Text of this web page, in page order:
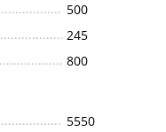
500
245
800
5550